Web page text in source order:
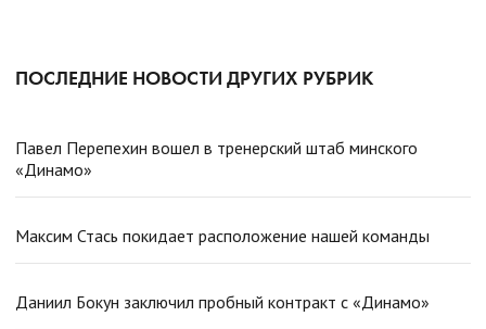
ПОСЛЕДНИЕ НОВОСТИ ДРУГИХ РУБРИК
Павел Перепехин вошел в тренерский штаб минского
«Динамо»
Максим Стась покидает расположение нашей команды
Даниил Бокун заключил пробный контракт с «Динамо»